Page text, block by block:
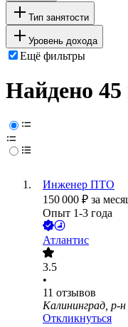
Тип занятости
Уровень дохода
Ещё фильтры
Найдено 45
Инженер ПТО
150 000 ₽ за
Опыт 1-3 года
Атлантис
3.5
•
11 отзывов
Калининград, р-
Откликнуться